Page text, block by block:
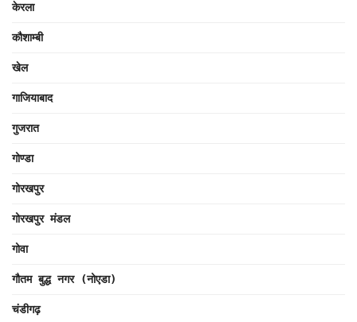
केरला
कौशाम्बी
खेल
गाजियाबाद
गुजरात
गोण्डा
गोरखपुर
गोरखपुर मंडल
गोवा
गौतम बुद्ध नगर (नोएडा)
चंडीगढ़